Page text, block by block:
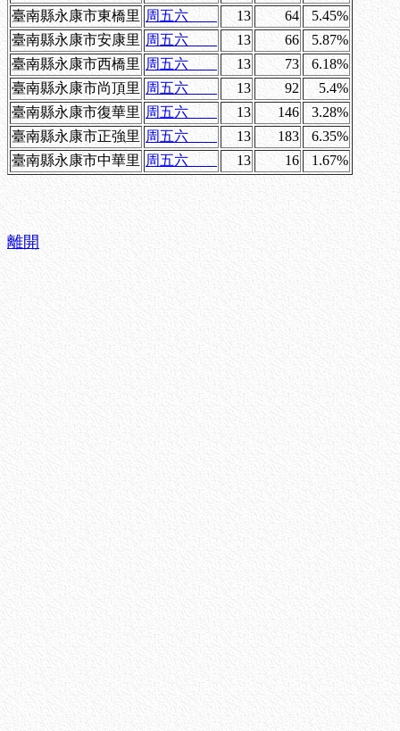
臺南縣永康市東橋里 周五六 13 64
5.45%
臺南縣永康市安康里 周五六 13 66
5.87%
臺南縣永康市西橋里 周五六 13 73
6.18%
臺南縣永康市尚頂里 周五六 13 92
5.4%
臺南縣永康市復華里 周五六 13 146
3.28%
臺南縣永康市正強里 周五六 13 183
6.35%
臺南縣永康市中華里 周五六 13 16 1.67%
離開